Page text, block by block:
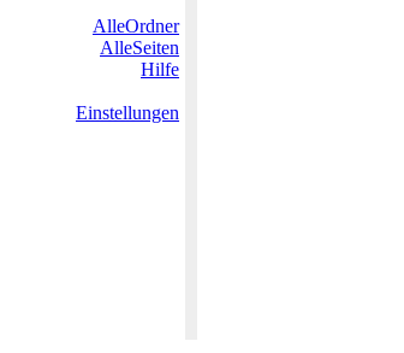
AlleOrdner
AlleSeiten
Hilfe
Einstellungen